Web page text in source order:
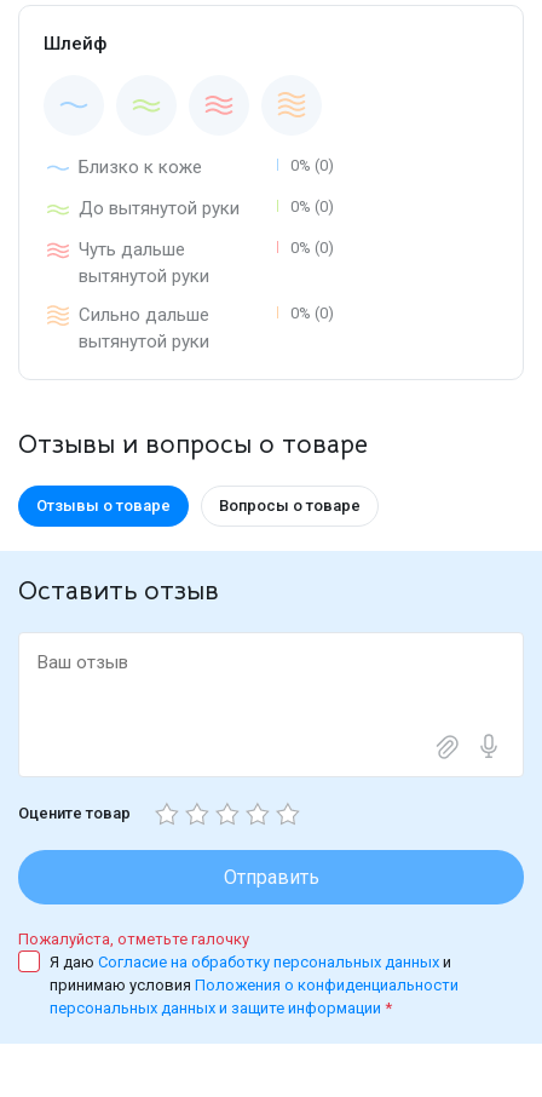
Шлейф
Близко к коже 0% (0)
До вытянутой руки 0% (0)
Чуть дальше
вытянутой руки
0% (0)
Сильно дальше
вытянутой руки
0% (0)
Отзывы и вопросы о товаре
Отзывы о товаре Вопросы о товаре
Оставить отзыв
Оцените товар
Отправить
Пожалуйста, отметьте галочку
Я даю Согласие на обработку персональных данных и
принимаю условия Положения о конфиденциальности
персональных данных и защите информации *